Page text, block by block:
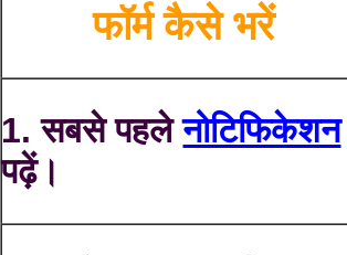
फॉर्म कैसे भरें
1. सबसे पहलेनोटिफिकेशन
पढ़ें।